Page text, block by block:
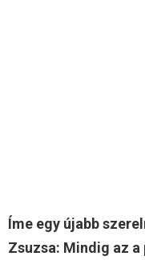
Íme egy újabb
Zsuzsa: Mindig az